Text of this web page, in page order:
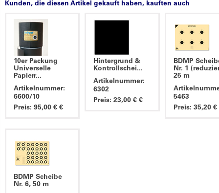
Kunden, die diesen Artikel gekauft haben, kauften auch
10er Packung
Universelle
Papierr...
Artikelnummer:
6600/10
Preis: 95,00 € €
Hintergrund &
Kontrollschei...
Artikelnummer:
6302
Preis: 23,00 € €
BDMP
Nr. 1
25 m
5463
Preis: 35,20 €
BDMP Scheibe
Nr. 6, 50 m